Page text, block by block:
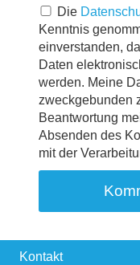
Die
Kenntnis
einverstanden,
Daten
werden. Meine
zweckgebunden
Beantwortung
Absenden des
mit der
Kontakt